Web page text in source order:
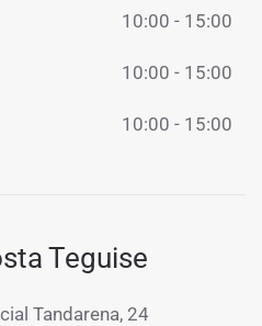
10:00 - 15:00
10:00 - 15:00
10:00 - 15:00
Teguise
Tandarena, 24